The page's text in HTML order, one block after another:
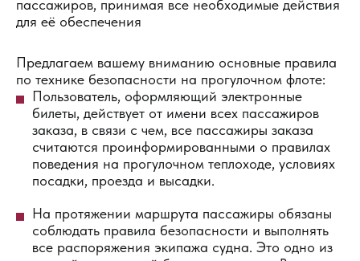
пассажиров, принимая все необходимые действия
для её обеспечения
Предлагаем вашему вниманию основные правила
по технике безопасности на прогулочном флоте:
Пользователь, оформляющий электронные
билеты, действует от имени всех пассажиров
заказа, в связи с чем, все пассажиры заказа
считаются проинформированными о правилах
поведения на прогулочном теплоходе, условиях
посадки, проезда и высадки.
На протяжении маршрута пассажиры обязаны
соблюдать правила безопасности и выполнять
все распоряжения экипажа судна. Это одно из